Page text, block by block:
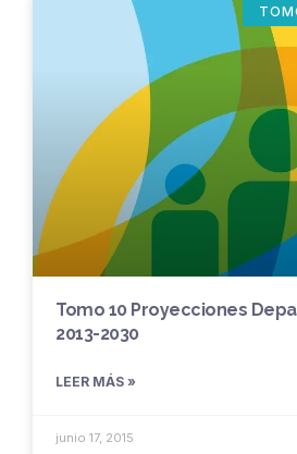
Tomo 10 Proyecciones
2013-2030
LEER MÁS »
junio 17, 2015